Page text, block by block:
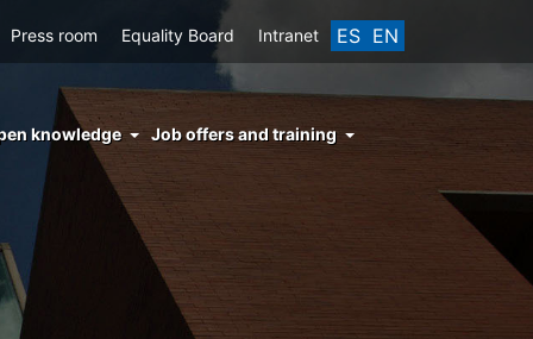
ES EN
Press room Equality Board Intranet
knowledge Job offers and training